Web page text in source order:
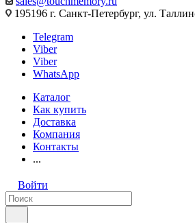
195196 г. Санкт-Петербург, ул.
Telegram
Viber
Viber
WhatsApp
Каталог
Как купить
Доставка
Компания
Контакты
...
Войти